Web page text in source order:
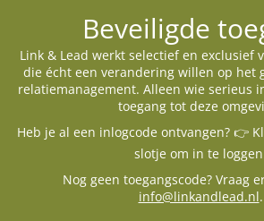
Beveiligde
Link & Lead werkt selectief en exclusief
die écht een verandering willen op het
relatiemanagement. Alleen wie serieus
toegang tot deze
Heb je al een inlogcode ontvangen? 👉
slotje om in te
Nog geen toegangscode? Vraag
info@linkandlead.nl.